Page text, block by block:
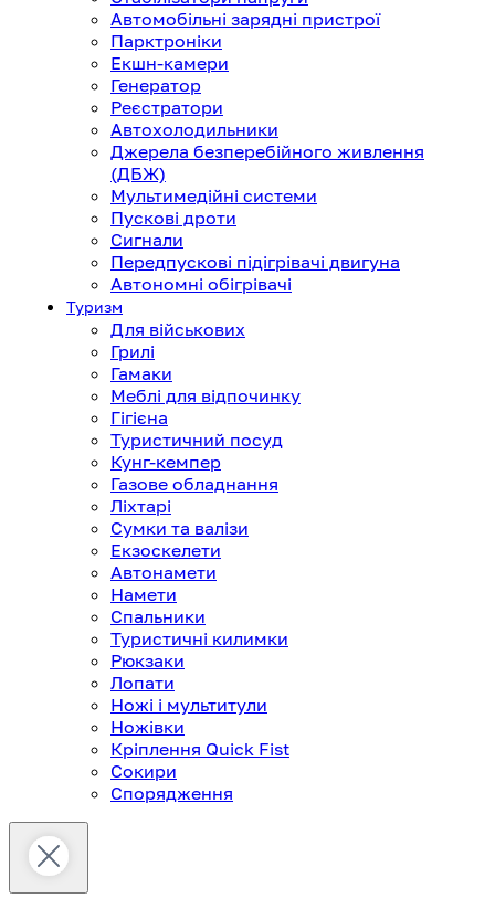
Автомобільні зарядні пристрої
Парктроніки
Екшн-камери
Генератор
Реєстратори
Автохолодильники
Джерела безперебійного живлення
(ДБЖ)
Мультимедійні системи
Пускові дроти
Сигнали
Передпускові підігрівачі двигуна
Автономні обігрівачі
Туризм
Для військових
Грилі
Гамаки
Меблі для відпочинку
Гігієна
Туристичний посуд
Кунг-кемпер
Газове обладнання
Ліхтарі
Сумки та валізи
Екзоскелети
Автонамети
Намети
Спальники
Туристичні килимки
Рюкзаки
Лопати
Ножі і мультитули
Ножівки
Кріплення Quick Fist
Сокири
Спорядження